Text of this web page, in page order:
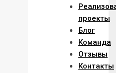
проекты
Блог
Команда
Отзывы
Контакты